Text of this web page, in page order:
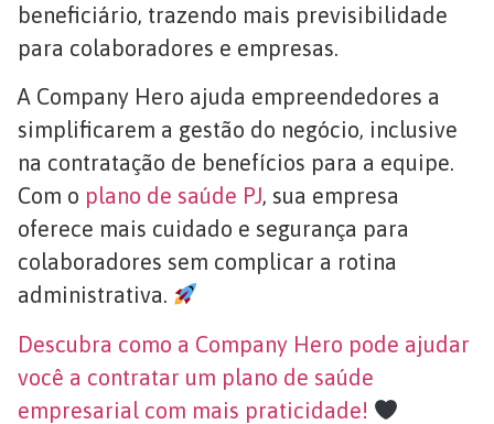
beneficiário, trazendo mais previsibilidade
para colaboradores e empresas.
A Company Hero ajuda empreendedores a
simplificarem a gestão do negócio, inclusive
na contratação de benefícios para a equipe.
Com o plano de saúde PJ, sua empresa
oferece mais cuidado e segurança para
colaboradores sem complicar a rotina
administrativa.
Descubra como a Company Hero pode ajudar
você a contratar um plano de saúde
empresarial com mais praticidade!